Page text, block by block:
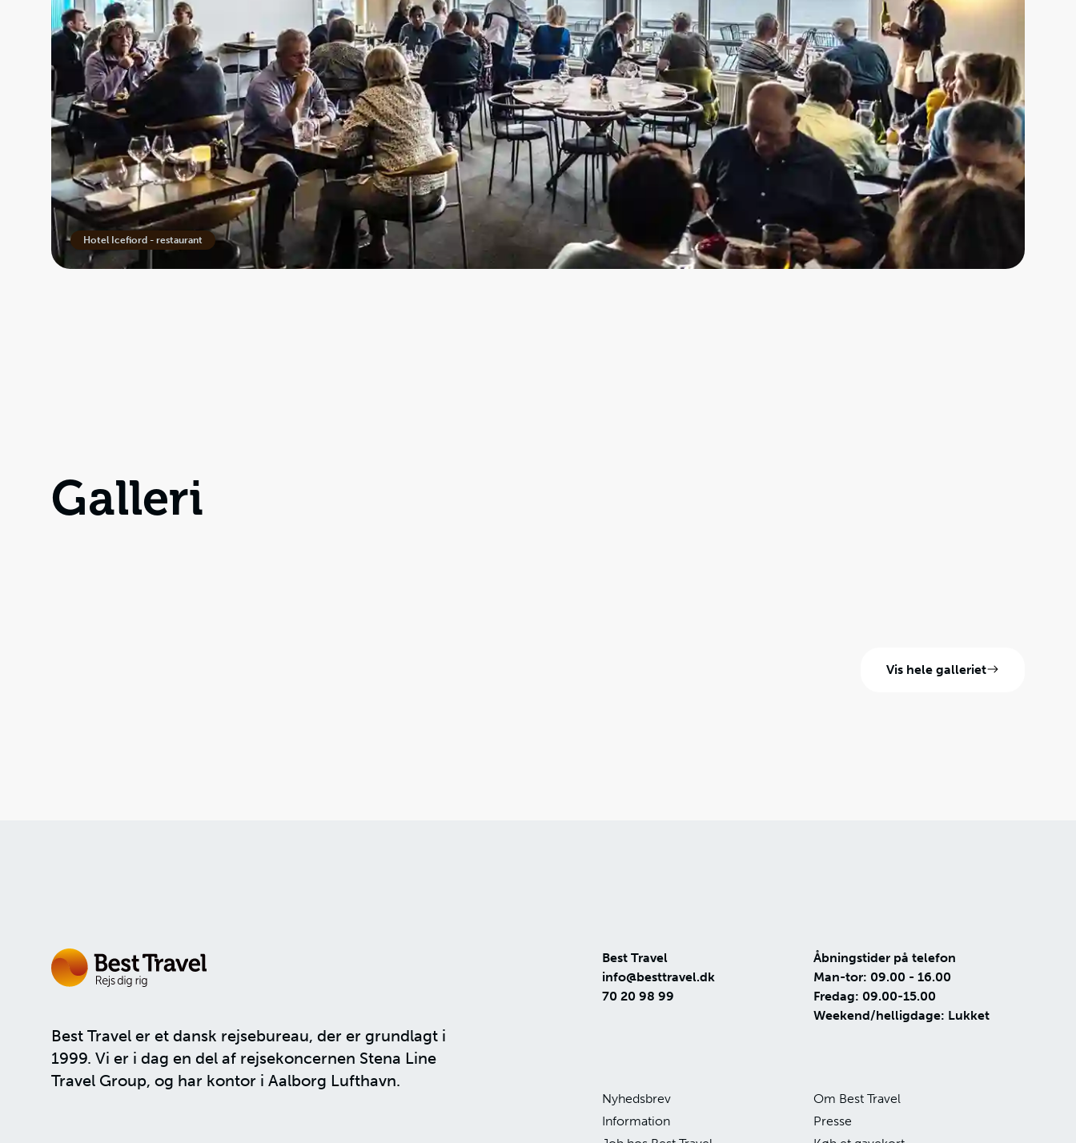
Hotel Icefiord - restaurant
Galleri
Vis hele galleriet
Best Travel er et dansk rejsebureau, der er grundlagt i
1999. Vi er i dag en del af rejsekoncernen Stena Line
Travel Group, og har kontor i Aalborg Lufthavn.
Best Travel
info@besttravel.dk
70 20 98 99
Åbningstider på telefon
Man-tor: 09.00 - 16.00
Fredag: 09.00-15.00
Weekend/helligdage: Lukket
Nyhedsbrev
Om Best Travel
Information
Presse